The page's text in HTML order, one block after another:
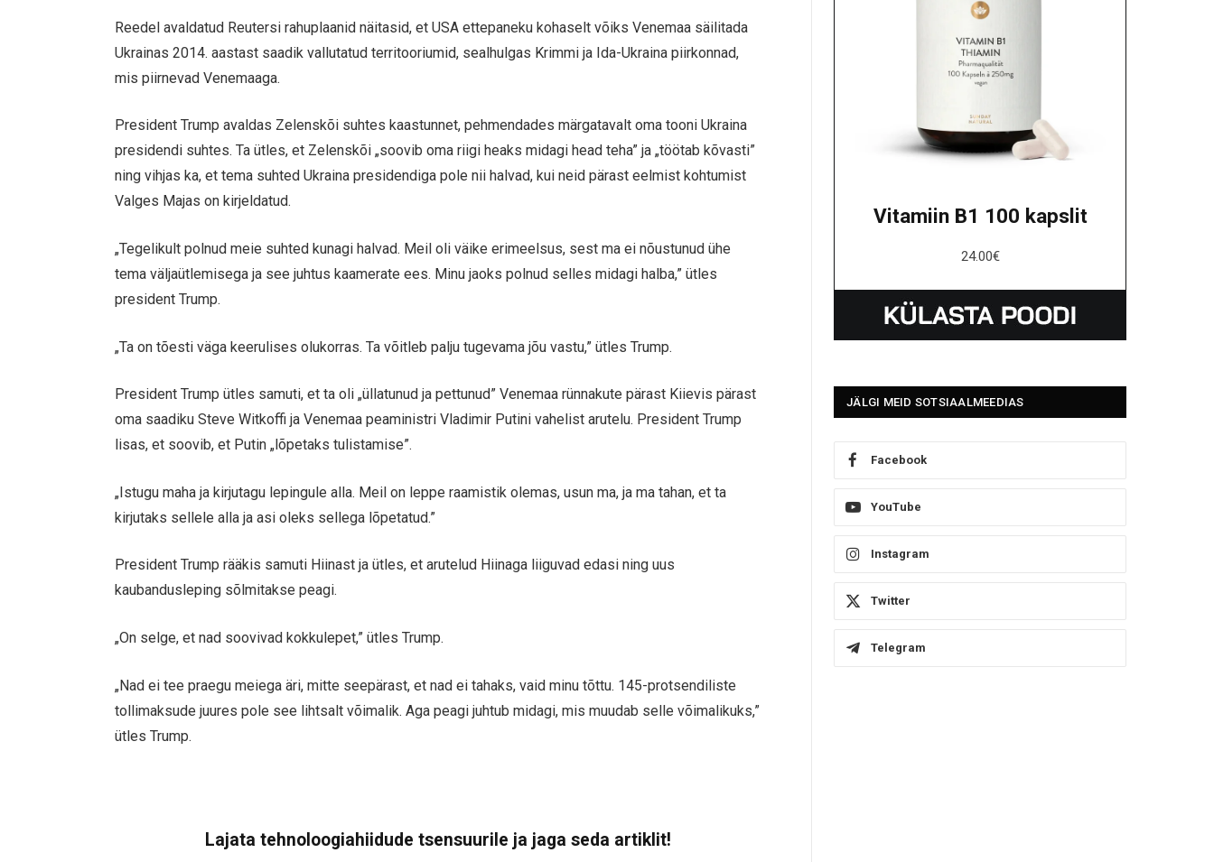
Reedel avaldatud Reutersi rahuplaanid näitasid, et USA ettepaneku kohaselt võiks Venemaa säilitada
Ukrainas 2014. aastast saadik vallutatud territooriumid, sealhulgas Krimmi ja Ida-Ukraina piirkonnad,
mis piirnevad Venemaaga.
President Trump avaldas Zelenskõi suhtes kaastunnet, pehmendades märgatavalt oma tooni Ukraina
presidendi suhtes. Ta ütles, et Zelenskõi „soovib oma riigi heaks midagi head teha” ja „töötab kõvasti”
ning vihjas ka, et tema suhted Ukraina presidendiga pole nii halvad, kui neid pärast eelmist kohtumist
Valges Majas on kirjeldatud.
„Tegelikult polnud meie suhted kunagi halvad. Meil oli väike erimeelsus, sest ma ei nõustunud ühe
tema väljaütlemisega ja see juhtus kaamerate ees. Minu jaoks polnud selles midagi halba,” ütles
president Trump.
„Ta on tõesti väga keerulises olukorras. Ta võitleb palju tugevama jõu vastu,” ütles Trump.
President Trump ütles samuti, et ta oli „üllatunud ja pettunud” Venemaa rünnakute pärast Kiievis pärast
oma saadiku Steve Witkoffi ja Venemaa peaministri Vladimir Putini vahelist arutelu. President Trump
lisas, et soovib, et Putin „lõpetaks tulistamise”.
„Istugu maha ja kirjutagu lepingule alla. Meil on leppe raamistik olemas, usun ma, ja ma tahan, et ta
kirjutaks sellele alla ja asi oleks sellega lõpetatud.”
President Trump rääkis samuti Hiinast ja ütles, et arutelud Hiinaga liiguvad edasi ning uus
kaubandusleping sõlmitakse peagi.
„On selge, et nad soovivad kokkulepet,” ütles Trump.
„Nad ei tee praegu meiega äri, mitte seepärast, et nad ei tahaks, vaid minu tõttu. 145-protsendiliste
tollimaksude juures pole see lihtsalt võimalik. Aga peagi juhtub midagi, mis muudab selle võimalikuks,”
ütles Trump.
Lajata tehnoloogiahiidude tsensuurile ja jaga seda artiklit!
Vitamiin B1 100 kapslit
24.00€
JÄLGI MEID SOTSIAALMEEDIAS
Facebook
YouTube
Instagram
Twitter
Telegram